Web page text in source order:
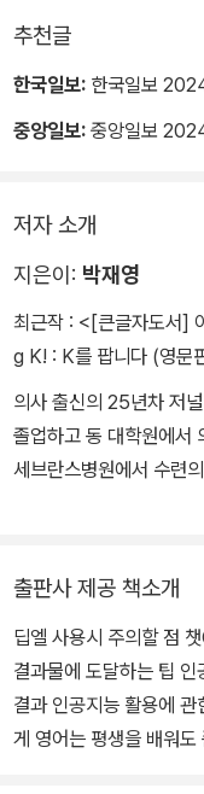
합니다. (물론 이 일도 한
여 ‘샘플 영문 원고’를
적어지겠죠.
추천글
한국일보: 한국일보
중앙일보: 중앙일보
저자 소개
지은이: 박재영
최근작 : <[큰글자도서]
g K! : K를 팝니다 (영문
의사 출신의 25년차 저
졸업하고 동 대학원에서
세브란스병원에서 수련
사, 인권의학연구소 이사
래를 조망하는 책 『개념
해방 일지』, 평론집 『한
병원2.0』 등 8권의 저서
험이 혁신이다』(공역),
출판사 제공 책소개
딥엘 사용시 주의할 점
결과물에 도달하는 팁 인공지능과 인간지능의 오묘한 대화와 신묘한
결과 인공지능 활용에 관한 코믹
게 영어는 평생을 배워도